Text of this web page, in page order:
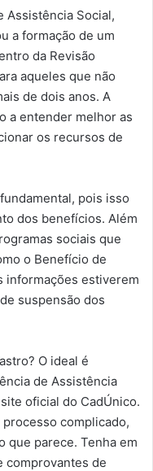
Assistência Social,
a formação de um
da Revisão
aqueles que não
de dois anos. A
a entender melhor as
os recursos de
pois isso
dos benefícios. Além
sociais que
o Benefício de
informações estiverem
suspensão dos
O ideal é
de Assistência
oficial do CadÚnico.
complicado,
que parece. Tenha em
comprovantes de